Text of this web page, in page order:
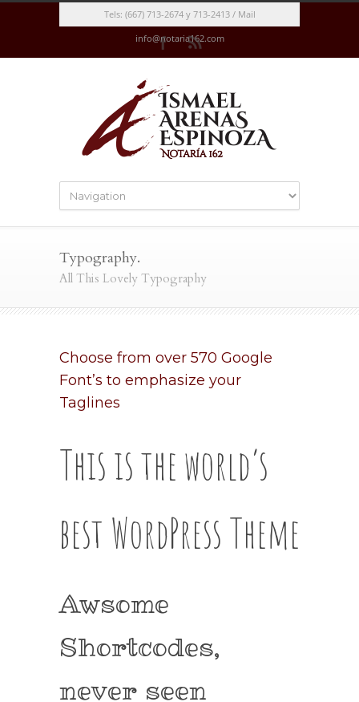
Tels: (667) 713-2674 y 713-2413 / Mail
info@notaria162.com
Typography.
All This Lovely Typography
Choose from over 570 Google
Font’s to emphasize your
Taglines
This is the world’s
best WordPress Theme
Awsome
Shortcodes,
never seen